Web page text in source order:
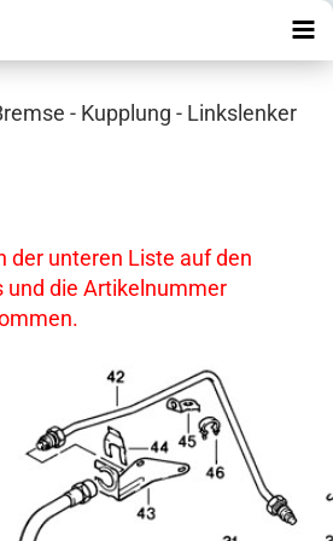
- Kupplung - Linkslenker
der unteren Liste auf den
und die Artikelnummer